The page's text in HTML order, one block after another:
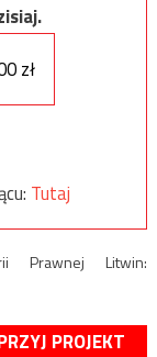
zł
Tutaj
Prawnej Litwin:
PROJEKT